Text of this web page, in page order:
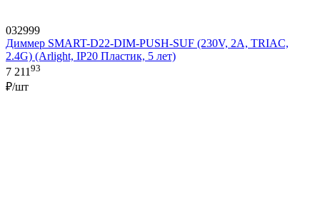
032999
Диммер SMART-D22-DIM-PUSH-SUF (230V, 2A, TRIAC,
2.4G) (Arlight, IP20 Пластик, 5 лет)
7 211 93
₽/шт